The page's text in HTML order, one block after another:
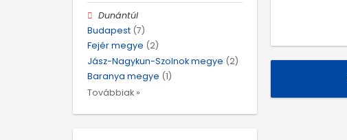
Dunántúl
Budapest (7)
Fejér megye (2)
Jász-Nagykun-Szolnok megye (2)
Baranya megye (1)
Továbbiak »